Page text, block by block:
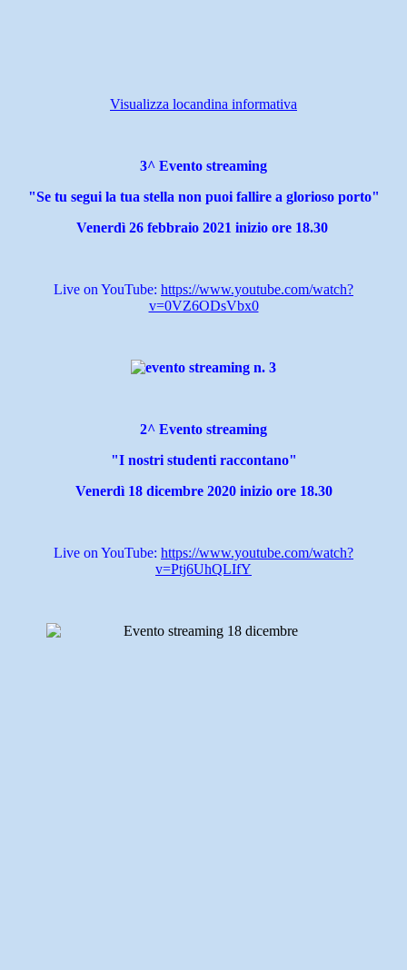
Visualizza locandina informativa
3^ Evento streaming
"Se tu segui la tua stella non puoi fallire a glorioso porto"
Venerdì 26 febbraio 2021 inizio ore 18.30
Live on YouTube: https://www.youtube.com/watch?
v=0VZ6ODsVbx0
2^ Evento streaming
"I nostri studenti raccontano"
Venerdì 18 dicembre 2020 inizio ore 18.30
Live on YouTube: https://www.youtube.com/watch?
v=Ptj6UhQLIfY